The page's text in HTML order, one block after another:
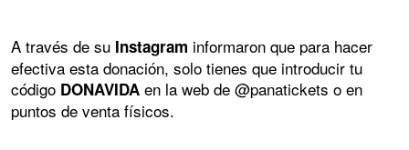
A través de su Instagram informaron que para hacer
efectiva esta donación, solo tienes que introducir tu
código DONAVIDA en la web de @panatickets o en
puntos de venta físicos.